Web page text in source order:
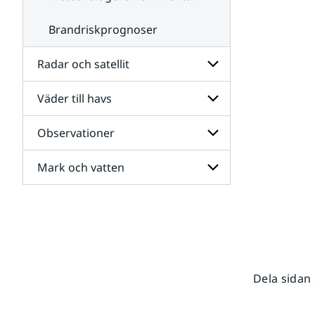
Brandriskprognoser
Radar och satellit
Undersidor
för
Radar
och
satellit
Väder till havs
Undersidor
för
Väder
till
havs
Observationer
Undersidor
för
Mark och vatten
Dela sidan